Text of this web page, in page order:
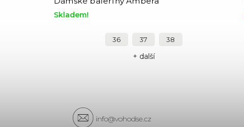
Skladem!
36 37 38
+ další
info@vohodse.cz